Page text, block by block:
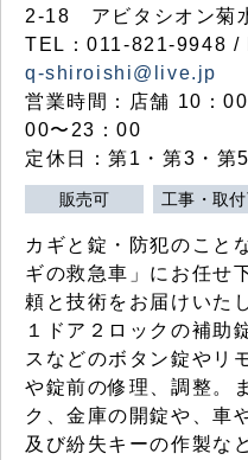
2-18 アビタシオン菊
TEL：011-821-9948 /
q-shiroishi@live.jp
営業時間：店舗 10：
00〜23：00
定休日：第1・第3・
販売可 工事・取
カギと錠・防犯のこと
ギの救急車」にお任せ
頼と技術をお届けいた
１ドア２ロックの補助
スなどのボタン錠やリ
や錠前の修理、調整。
ク、金庫の開錠や、車
及び紛失キーの作製な